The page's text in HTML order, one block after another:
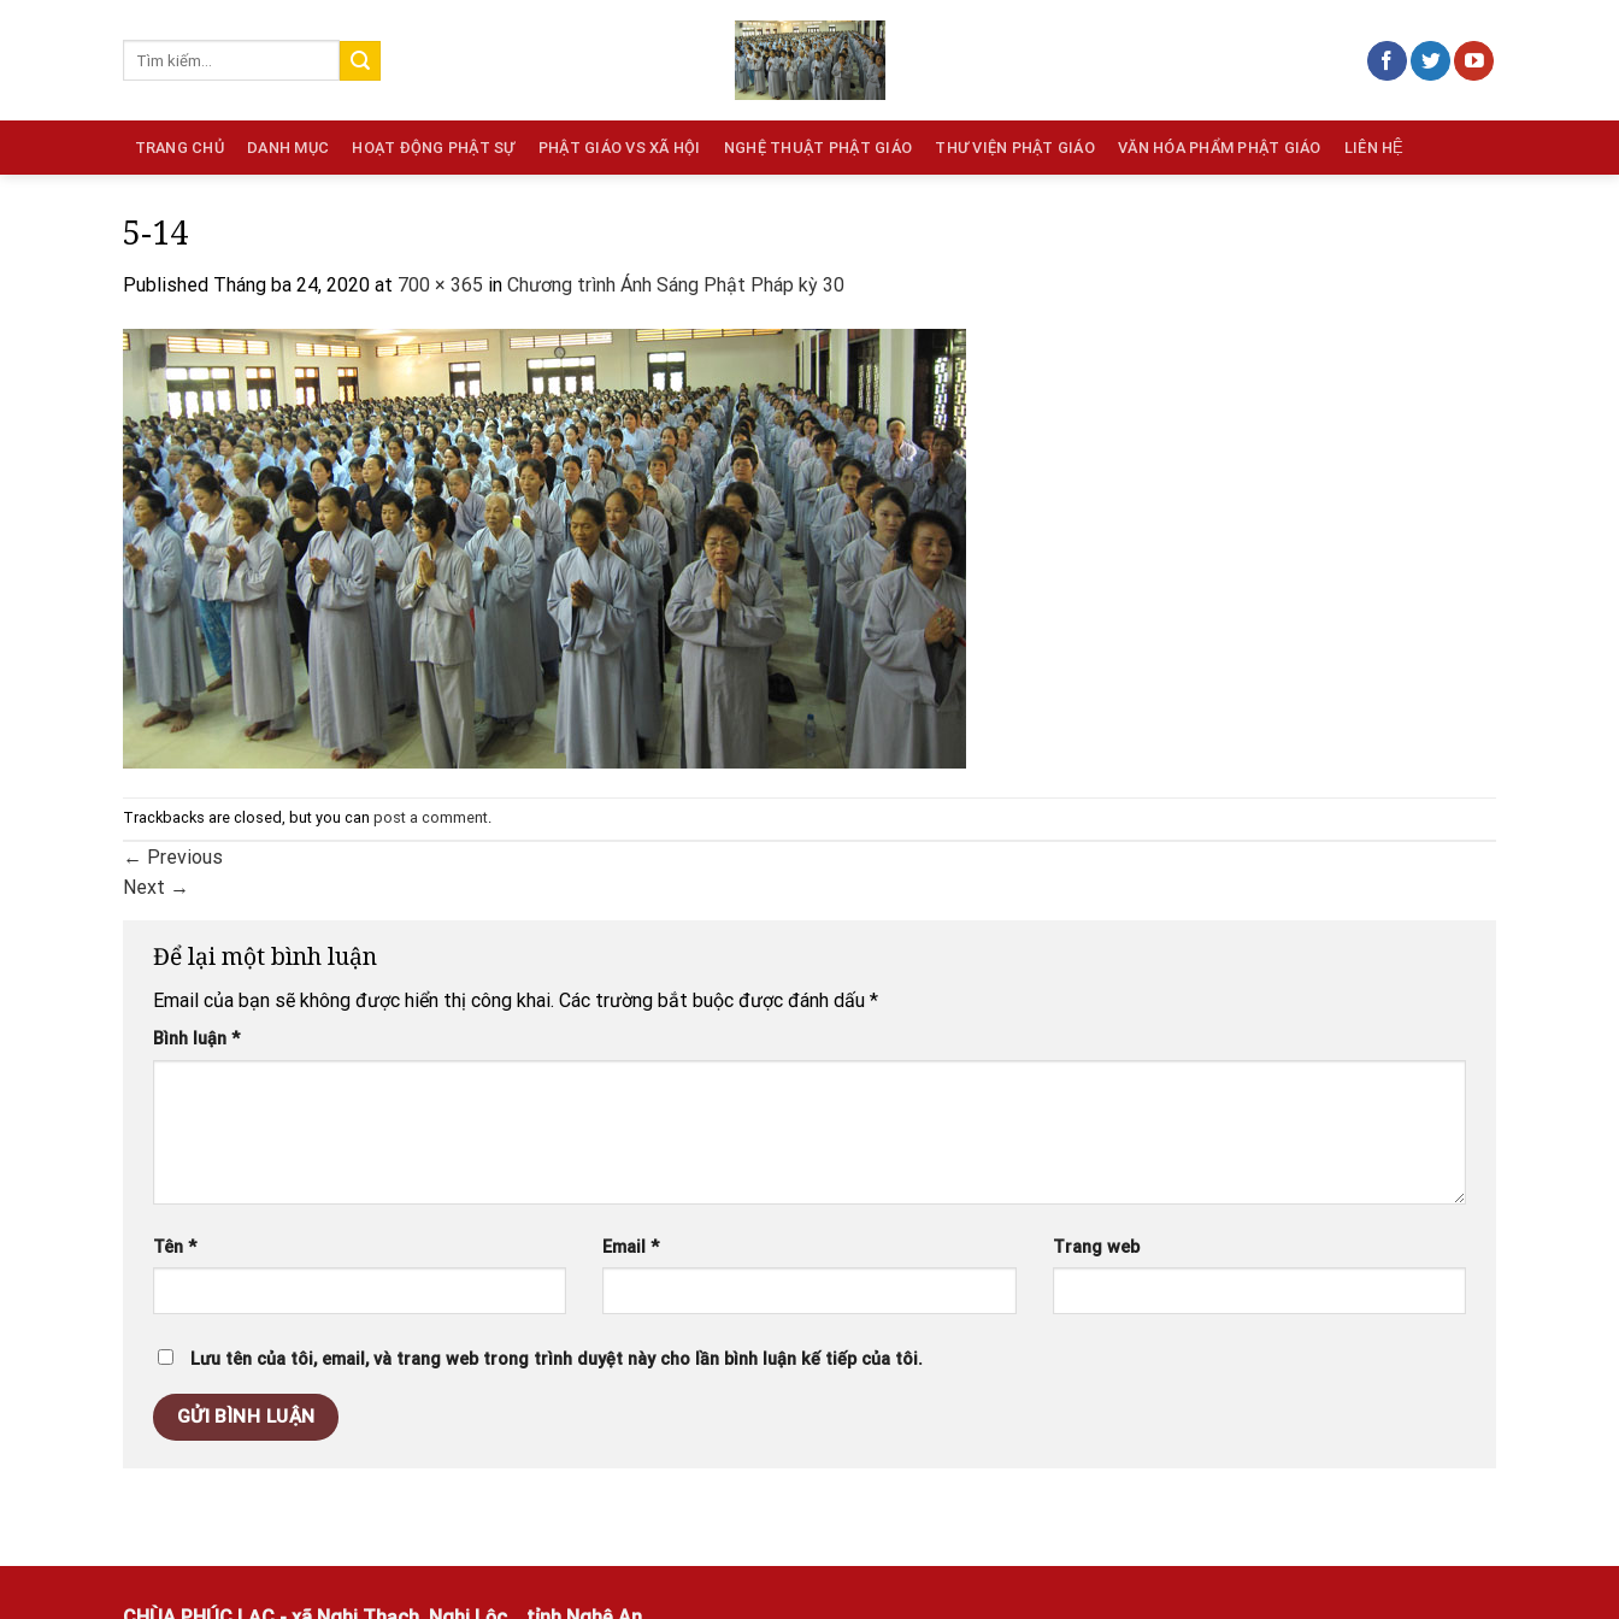
TRANG CHỦ DANH MỤC HOẠT ĐỘNG PHẬT SỰ PHẬT GIÁO VS XÃ HỘI NGHỆ THUẬT PHẬT GIÁO THƯ VIỆN PHẬT GIÁO VĂN HÓA PHẨM PHẬT GIÁO LIÊN HỆ
5-14
Published Tháng ba 24, 2020 at 700 × 365 in Chương trình Ánh Sáng Phật Pháp kỳ 30
Trackbacks are closed, but you can post a comment
← Previous
Next →
Để lại một bình luận
Email của bạn sẽ không được hiển thị công khai. Các trường bắt buộc được đánh dấu *
Bình luận *
Tên * Email* Trang web
Lưu tên của tôi, email, và trang web trong trình duyệt này cho lần bình luận kế tiếp của tôi.